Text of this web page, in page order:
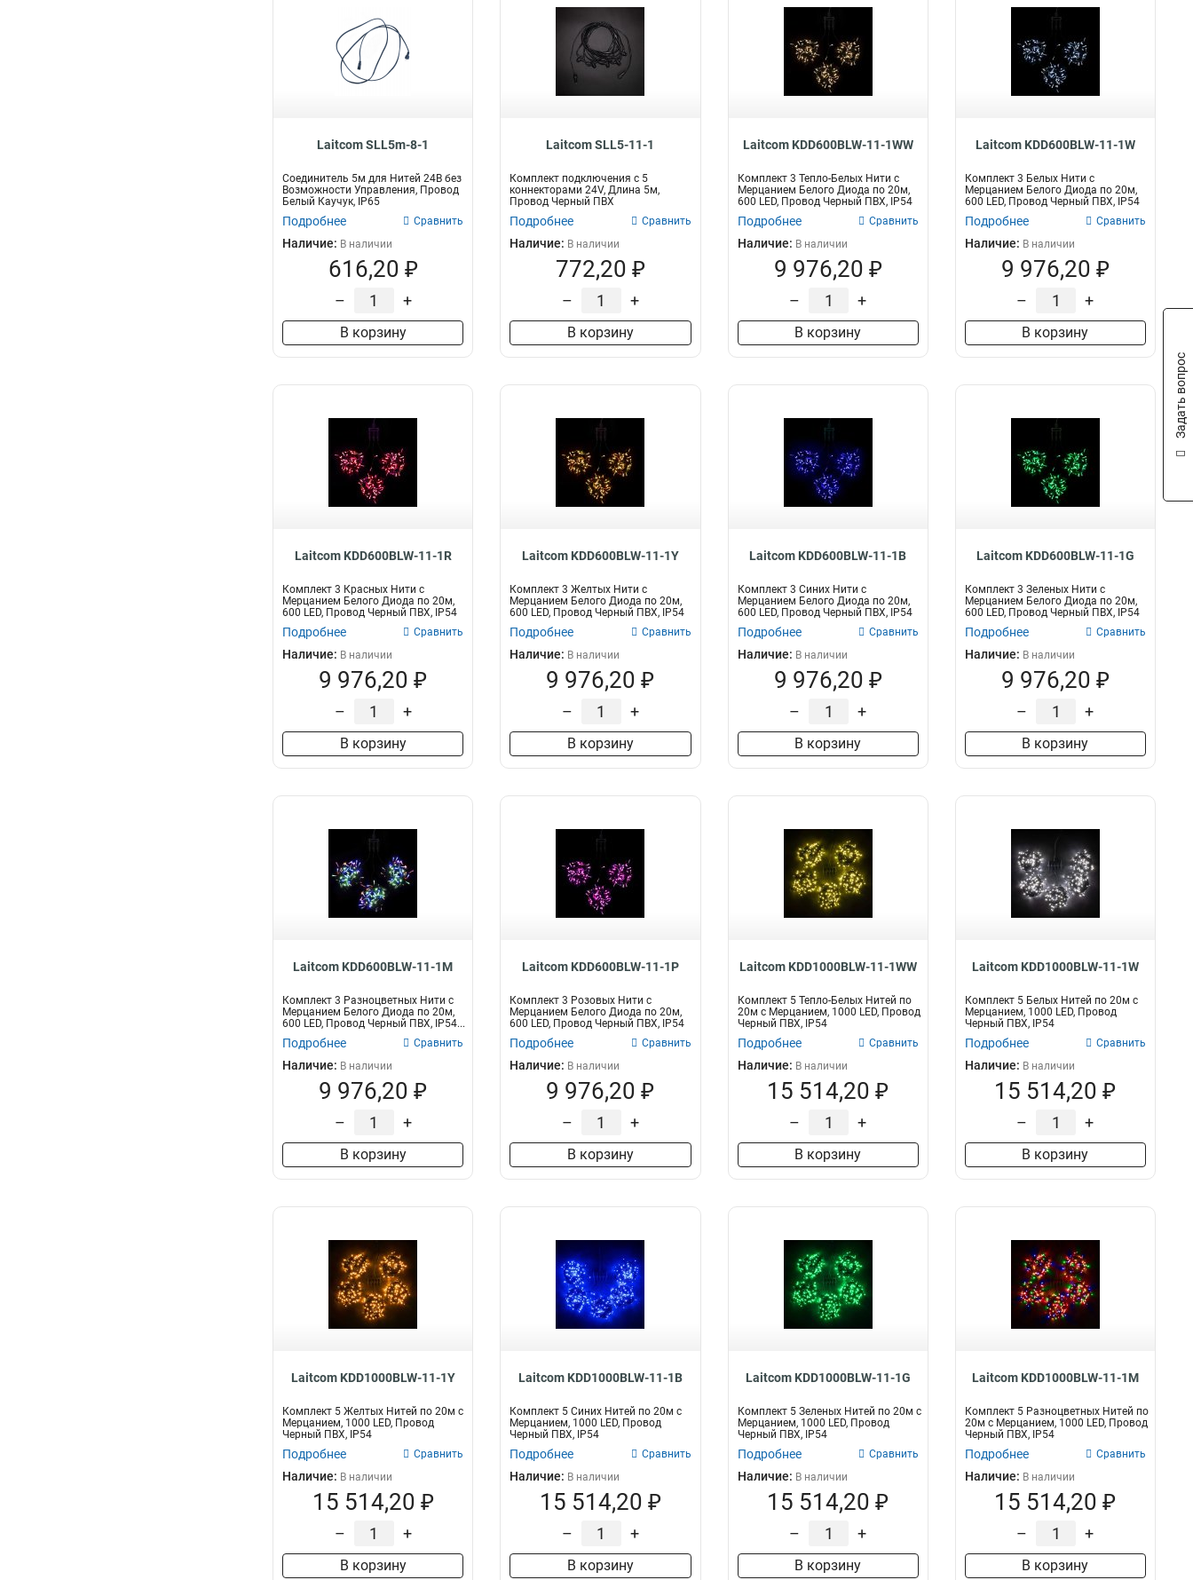
Laitcom SLL5m-8-1
Соединитель 5м для Нитей 24В без
Возможности Управления, Провод
Белый Каучук, IP65
Подробнее Сравнить
Наличие: В наличии
616,20 ₽
– +
В корзину
Laitcom SLL5-11-1
Комплект подключения с 5
коннекторами 24V, Длина 5м,
Провод Черный ПВХ
Подробнее Сравнить
Наличие: В наличии
772,20 ₽
– +
В корзину
Laitcom KDD600BLW-11-1WW
Комплект 3 Тепло-Белых Нити с
Мерцанием Белого Диода по 20м,
600 LED, Провод Черный ПВХ, IP54
Подробнее Сравнить
Наличие: В наличии
9 976,20 ₽
– +
В корзину
Laitcom KDD600BLW-11-1W
Комплект 3 Белых Нити с
Мерцанием Белого Диода по 20м,
600 LED, Провод Черный ПВХ, IP54
Подробнее Сравнить
Наличие: В наличии
9 976,20 ₽
– +
В корзину
Laitcom KDD600BLW-11-1R
Комплект 3 Красных Нити с
Мерцанием Белого Диода по 20м,
600 LED, Провод Черный ПВХ, IP54
Подробнее Сравнить
Наличие: В наличии
9 976,20 ₽
– +
В корзину
Laitcom KDD600BLW-11-1Y
Комплект 3 Желтых Нити с
Мерцанием Белого Диода по 20м,
600 LED, Провод Черный ПВХ, IP54
Подробнее Сравнить
Наличие: В наличии
9 976,20 ₽
– +
В корзину
Laitcom KDD600BLW-11-1B
Комплект 3 Синих Нити с
Мерцанием Белого Диода по 20м,
600 LED, Провод Черный ПВХ, IP54
Подробнее Сравнить
Наличие: В наличии
9 976,20 ₽
– +
В корзину
Laitcom KDD600BLW-11-1G
Комплект 3 Зеленых Нити с
Мерцанием Белого Диода по 20м,
600 LED, Провод Черный ПВХ, IP54
Подробнее Сравнить
Наличие: В наличии
9 976,20 ₽
– +
В корзину
Laitcom KDD600BLW-11-1M
Комплект 3 Разноцветных Нити с
Мерцанием Белого Диода по 20м,
600 LED, Провод Черный ПВХ, IP54...
Подробнее Сравнить
Наличие: В наличии
9 976,20 ₽
– +
В корзину
Laitcom KDD600BLW-11-1P
Комплект 3 Розовых Нити с
Мерцанием Белого Диода по 20м,
600 LED, Провод Черный ПВХ, IP54
Подробнее Сравнить
Наличие: В наличии
9 976,20 ₽
– +
В корзину
Laitcom KDD1000BLW-11-1WW
Комплект 5 Тепло-Белых Нитей по
20м с Мерцанием, 1000 LED, Провод
Черный ПВХ, IP54
Подробнее Сравнить
Наличие: В наличии
15 514,20 ₽
– +
В корзину
Laitcom KDD1000BLW-11-1W
Комплект 5 Белых Нитей по 20м с
Мерцанием, 1000 LED, Провод
Черный ПВХ, IP54
Подробнее Сравнить
Наличие: В наличии
15 514,20 ₽
– +
В корзину
Laitcom KDD1000BLW-11-1Y
Комплект 5 Желтых Нитей по 20м с
Мерцанием, 1000 LED, Провод
Черный ПВХ, IP54
Подробнее Сравнить
Наличие: В наличии
15 514,20 ₽
– +
В корзину
Laitcom KDD1000BLW-11-1B
Комплект 5 Синих Нитей по 20м с
Мерцанием, 1000 LED, Провод
Черный ПВХ, IP54
Подробнее Сравнить
Наличие: В наличии
15 514,20 ₽
– +
В корзину
Laitcom KDD1000BLW-11-1G
Комплект 5 Зеленых Нитей по 20м с
Мерцанием, 1000 LED, Провод
Черный ПВХ, IP54
Подробнее Сравнить
Наличие: В наличии
15 514,20 ₽
– +
В корзину
Laitcom KDD1000BLW-11-1M
Комплект 5 Разноцветных Нитей по
20м с Мерцанием, 1000 LED, Провод
Черный ПВХ, IP54
Подробнее Сравнить
Наличие: В наличии
15 514,20 ₽
– +
В корзину
Задать вопрос